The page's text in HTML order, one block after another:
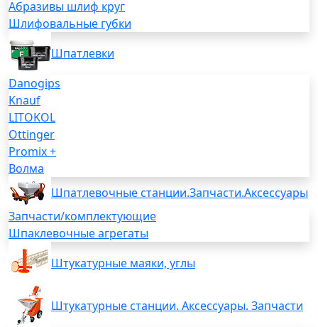
Абразивы шлиф круг
Шлифовальные губки
Шпатлевки
Danogips
Knauf
LITOKOL
Ottinger
Promix +
Волма
Шпатлевочные станции.Запчасти.Аксессуары
Запчасти/комплектующие
Шпаклевочные агрегаты
Штукатурные маяки, углы
Штукатурные станции. Аксессуары. Запчасти